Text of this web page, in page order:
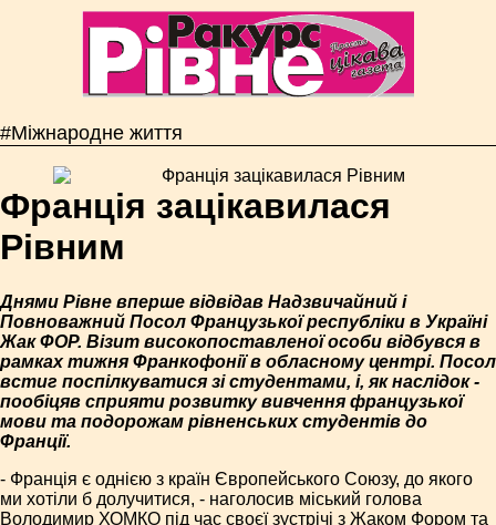
#Міжнародне життя
Франція зацікавилася
Рівним
Днями Рівне вперше відвідав Надзвичайний і
Повноважний Посол Французької республіки в Україні
Жак ФОР. Візит високопоставленої особи відбувся в
рамках тижня Франкофонії в обласному центрі. Посол
встиг поспілкуватися зі студентами, і, як наслідок -
пообіцяв сприяти розвитку вивчення французької
мови та подорожам рівненських студентів до
Франції.
- Франція є однією з країн Європейського Союзу, до якого
ми хотіли б долучитися, - наголосив міський голова
Володимир ХОМКО під час своєї зустрічі з Жаком Фором та